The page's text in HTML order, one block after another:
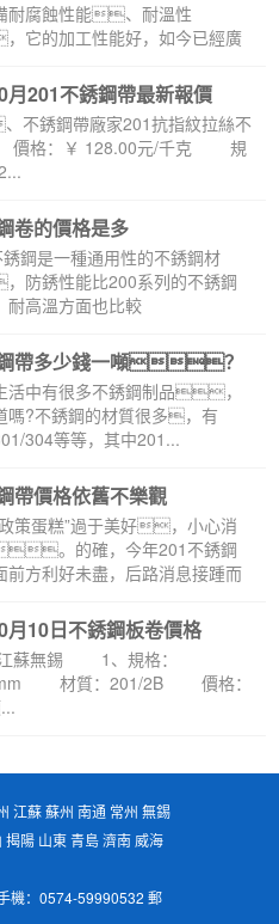
耐腐蝕性能、耐溫性
的加工性能好，如今已經廣
月201不銹鋼帶最新報價
銹鋼帶廠家201抗指紋拉絲不
格：￥ 128.00元/千克 規
卷的價格是多
？
是一種通用性的不銹鋼材
銹性能比200系列的不銹鋼
耐高溫方面也比較
帶多少錢一噸？
中有很多不銹鋼制品，
嗎?不銹鋼的材質很多，有
304等等，其中201...
帶價格依舊不樂觀
蛋糕”過于美好，小心消
。的確，今年201不銹鋼
前方利好未盡，后路消息接踵而
月10日不銹鋼板卷價格
無錫 1、規格：
材質：201/2B 價格：
江蘇 蘇州 南通 常州 無錫
陽 山東 青島 濟南 威海
機：0574-59990532 郵